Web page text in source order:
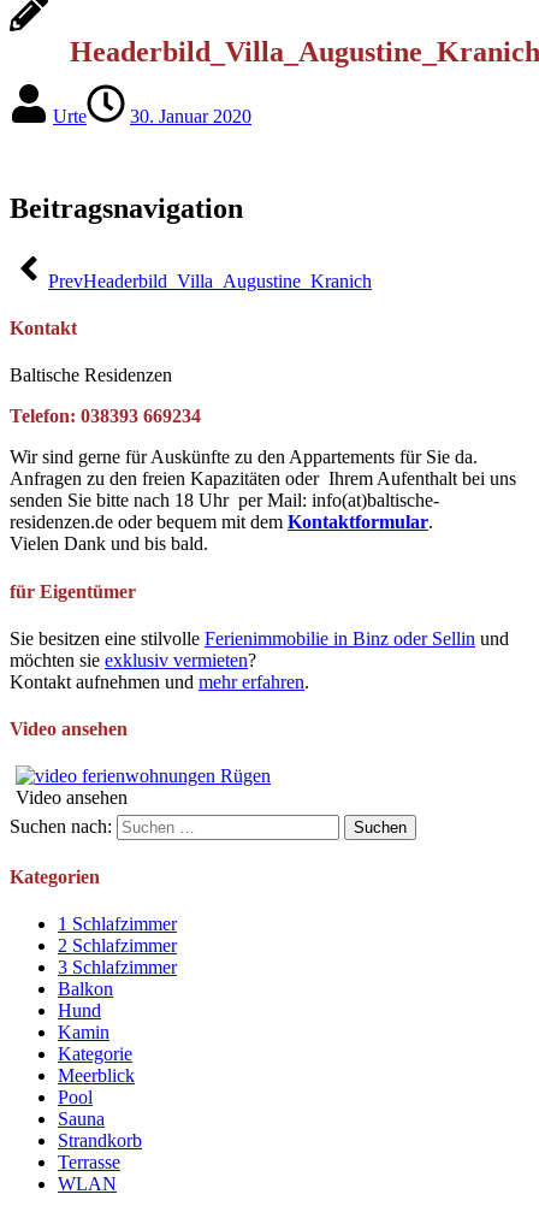
Headerbild_Villa_Augustine_Kranich
Urte 30. Januar 2020
Beitragsnavigation
PrevHeaderbild_Villa_Augustine_Kranich
Kontakt
Baltische Residenzen
Telefon: 038393 669234
Wir sind gerne für Auskünfte zu den Appartements für Sie da.
Anfragen zu den freien Kapazitäten oder Ihrem Aufenthalt bei uns
senden Sie bitte nach 18 Uhr per Mail: info(at)baltische-
residenzen.de oder bequem mit dem Kontaktformular.
Vielen Dank und bis bald.
für Eigentümer
Sie besitzen eine stilvolle Ferienimmobilie in Binz oder Sellin und
möchten sie exklusiv vermieten?
Kontakt aufnehmen und mehr erfahren.
Video ansehen
Video ansehen
Suchen nach:
Kategorien
1 Schlafzimmer
2 Schlafzimmer
3 Schlafzimmer
Balkon
Hund
Kamin
Kategorie
Meerblick
Pool
Sauna
Strandkorb
Terrasse
WLAN